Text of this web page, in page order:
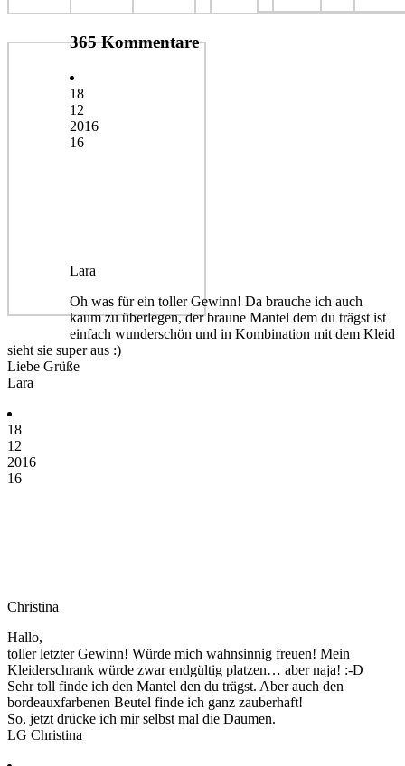
365 Kommentare
18
12
2016
16
Lara
Oh was für ein toller Gewinn! Da brauche ich auch
kaum zu überlegen, der braune Mantel dem du trägst ist
einfach wunderschön und in Kombination mit dem Kleid
sieht sie super aus :)
Liebe Grüße
Lara
18
12
2016
16
Christina
Hallo,
toller letzter Gewinn! Würde mich wahnsinnig freuen! Mein
Kleiderschrank würde zwar endgültig platzen… aber naja! :-D
Sehr toll finde ich den Mantel den du trägst. Aber auch den
bordeauxfarbenen Beutel finde ich ganz zauberhaft!
So, jetzt drücke ich mir selbst mal die Daumen.
LG Christina